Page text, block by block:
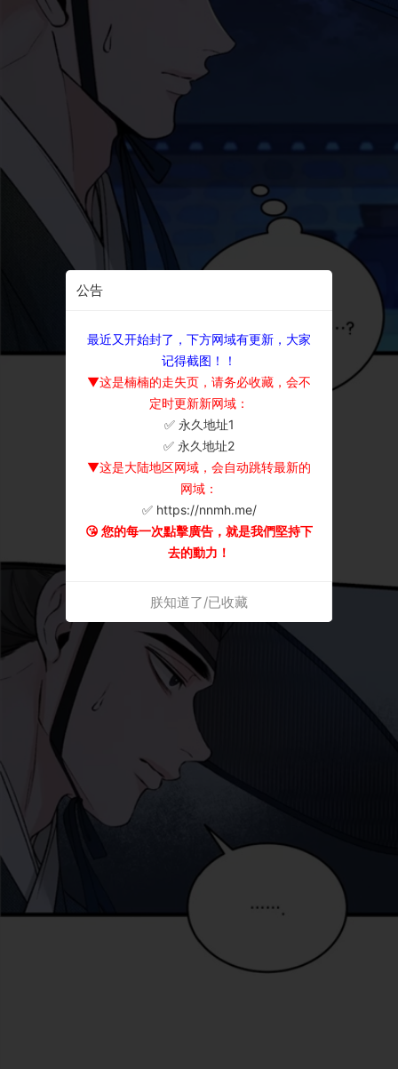
公告
最近又开始封了，下方网域有更新，大家
记得截图！！
▼这是楠楠的走失页，请务必收藏，会不
定时更新新网域：
✅ 永久地址1
✅ 永久地址2
▼这是大陆地区网域，会自动跳转最新的
网域：
✅ https://nnmh.me/
😘 您的每一次點擊廣告，就是我們堅持下
去的動力！
朕知道了/已收藏